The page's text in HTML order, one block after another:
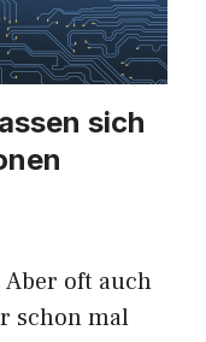
sich
oft auch
schon mal